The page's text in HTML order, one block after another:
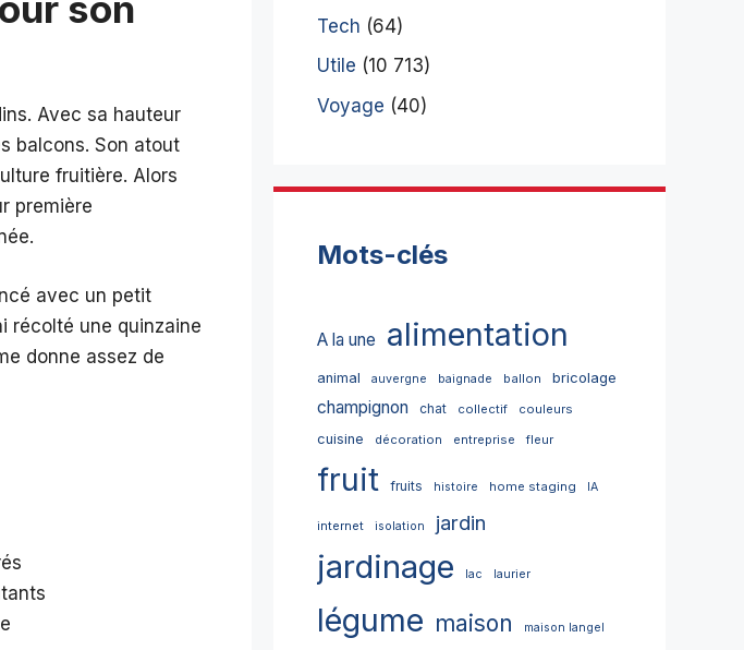
son
Avec sa hauteur
balcons. Son atout
fruitière. Alors
première
avec un petit
récolté une quinzaine
donne assez de
Tech (64)
Utile (10 713)
Voyage (40)
Mots-clés
A la une alimentation
animal auvergne baignade ballon bricolage
champignon chat collectif couleurs
cuisine décoration entreprise fleur
fruit fruits histoire home staging IA
internet isolation jardin
jardinage lac laurier
légume maison maison langel